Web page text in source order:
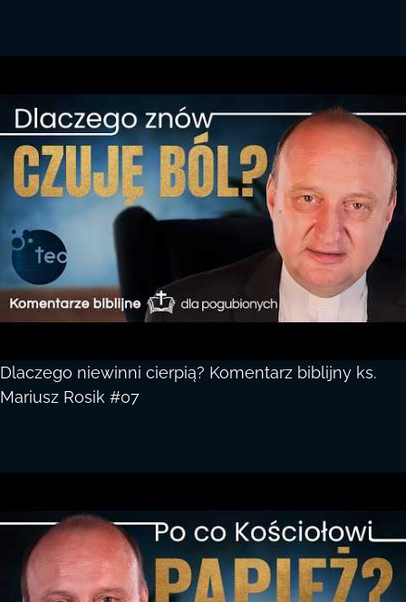
Dlaczego niewinni cierpią? Komentarz biblijny ks.
Mariusz Rosik #07